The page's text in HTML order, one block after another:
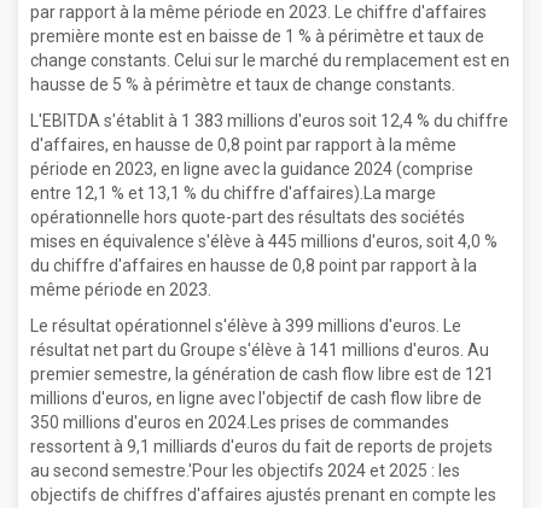
par rapport à la même période en 2023. Le chiffre d'affaires
première monte est en baisse de 1 % à périmètre et taux de
change constants. Celui sur le marché du remplacement est en
hausse de 5 % à périmètre et taux de change constants.
L'EBITDA s'établit à 1 383 millions d'euros soit 12,4 % du chiffre
d'affaires, en hausse de 0,8 point par rapport à la même
période en 2023, en ligne avec la guidance 2024 (comprise
entre 12,1 % et 13,1 % du chiffre d'affaires).La marge
opérationnelle hors quote-part des résultats des sociétés
mises en équivalence s'élève à 445 millions d'euros, soit 4,0 %
du chiffre d'affaires en hausse de 0,8 point par rapport à la
même période en 2023.
Le résultat opérationnel s'élève à 399 millions d'euros. Le
résultat net part du Groupe s'élève à 141 millions d'euros. Au
premier semestre, la génération de cash flow libre est de 121
millions d'euros, en ligne avec l'objectif de cash flow libre de
350 millions d'euros en 2024.Les prises de commandes
ressortent à 9,1 milliards d'euros du fait de reports de projets
au second semestre.'Pour les objectifs 2024 et 2025 : les
objectifs de chiffres d'affaires ajustés prenant en compte les